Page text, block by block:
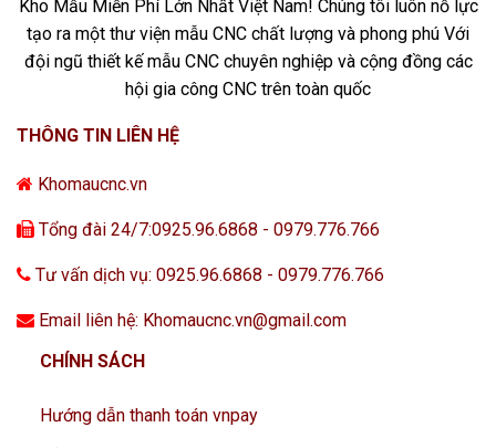
Kho Mẫu Miễn Phí Lớn Nhất Việt Nam! Chúng tôi luôn nỗ lực
tạo ra một thư viện mẫu CNC chất lượng và phong phú Với
đội ngũ thiết kế mẫu CNC chuyên nghiệp và cộng đồng các
hội gia công CNC trên toàn quốc
THÔNG TIN LIÊN HỆ
Khomaucnc.vn
Tổng đài 24/7:0925.96.6868 - 0979.776.766
Tư vấn dịch vụ: 0925.96.6868 - 0979.776.766
Email liên hệ: Khomaucnc.vn@gmail.com
CHÍNH SÁCH
Hướng dẫn thanh toán vnpay